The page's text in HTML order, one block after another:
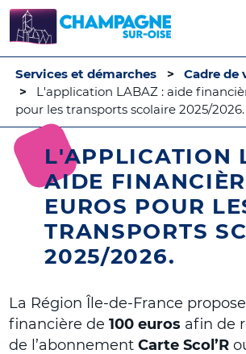
principal
Services et démarches
Cadre de
L'application LABAZ : aide
pour les transports scolaire 2025/2026.
L'APPLICATION
AIDE
EUROS POUR
TRANSPORTS
2025/2026.
La Région Île-de-France
financière de100 euros afin de
de l’abonnementCarte Scol’R